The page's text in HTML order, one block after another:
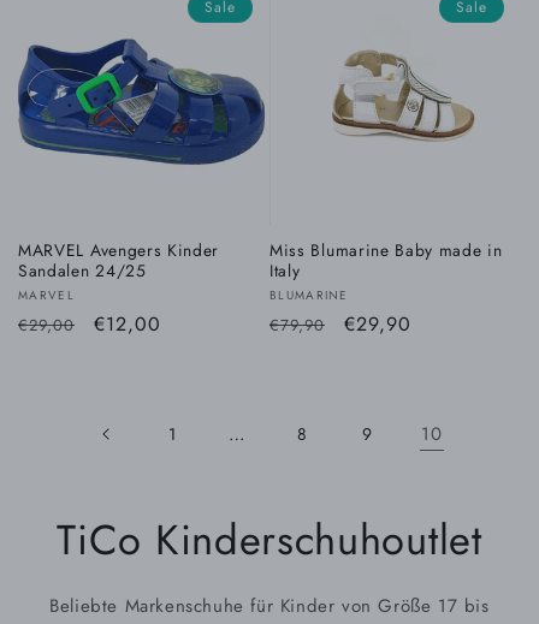
Sale
MARVEL Avengers Kinder
Sandalen 24/25
Anbieter:
MARVEL
Normaler
€29,00 Verkaufspreis
€12,00
Sale
Miss Blumarine Baby made in
Italy
Anbieter:
BLUMARINE
Normaler
€79,90 Verkaufspreis
€29,90
1 … 8 9 10
TiCo Kinderschuhoutlet
Beliebte Markenschuhe für Kinder von Größe 17 bis